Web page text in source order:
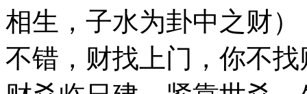
相生，子水为卦中之财
不错，财找上门，你不